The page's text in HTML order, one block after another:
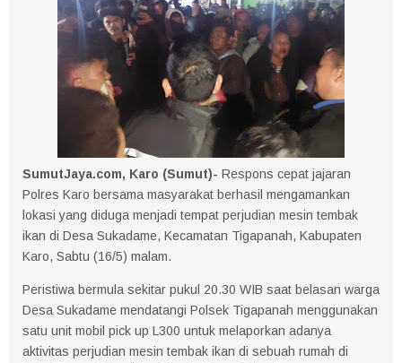
SumutJaya.com, Karo (Sumut)- Respons cepat jajaran
Polres Karo bersama masyarakat berhasil mengamankan
lokasi yang diduga menjadi tempat perjudian mesin tembak
ikan di Desa Sukadame, Kecamatan Tigapanah, Kabupaten
Karo, Sabtu (16/5) malam.
Peristiwa bermula sekitar pukul 20.30 WIB saat belasan warga
Desa Sukadame mendatangi Polsek Tigapanah menggunakan
satu unit mobil pick up L300 untuk melaporkan adanya
aktivitas perjudian mesin tembak ikan di sebuah rumah di